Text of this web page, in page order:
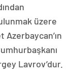
üzere
Lavrov’dur.